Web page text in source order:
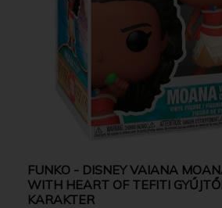
FUNKO - DISNEY VAIANA
WITH HEART OF TEFITI
KARAKTER